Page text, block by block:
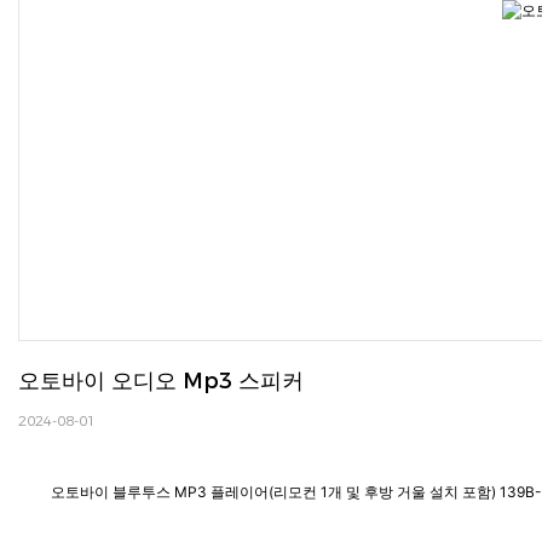
오토바이 오디오 Mp3 스피커
2024-08-01
오토바이 블루투스 MP3 플레이어(리모컨 1개 및 후방 거울 설치 포함)